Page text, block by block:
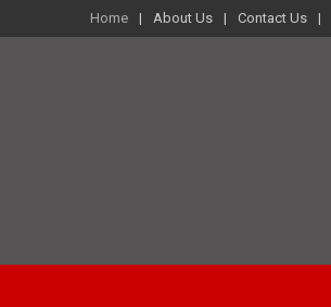
Home About Us Contact Us